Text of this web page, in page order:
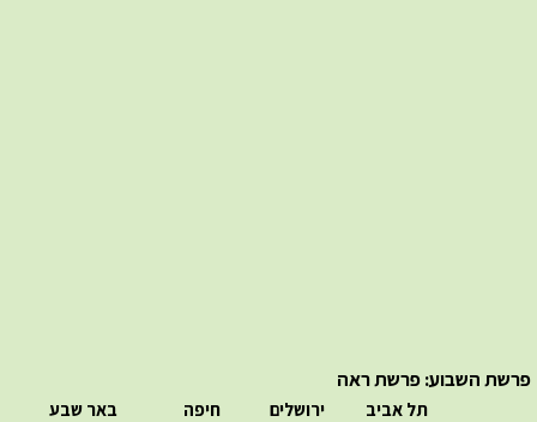
פרשת השבוע: פרשת ראה
תל אביב
ירושלים
חיפה
באר שבע